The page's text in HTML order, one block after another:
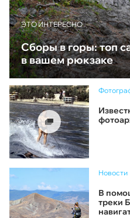
ЭТО ИНТЕРЕСНО
Сборы в горы: топ
в вашем рюкзаке
Новости
В
треки